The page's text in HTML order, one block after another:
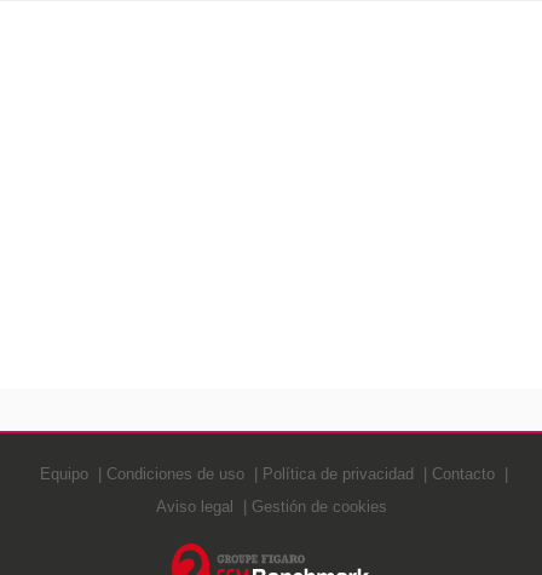
Equipo Condiciones de uso Política de privacidad
Contacto
Aviso legal
Gestión de cookies